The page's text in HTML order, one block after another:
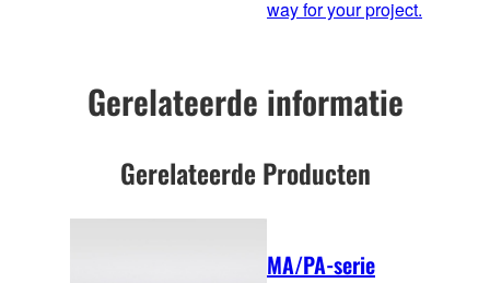
way for your project.
Gerelateerde informatie
Gerelateerde Producten
MA/PA-serie